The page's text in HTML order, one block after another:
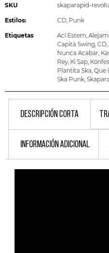
SKU skaparapid-
Estilos: CD Punk
Etiquetas Ací Estem
Capità Swing CD
Nunca Acabar
Rey, Ki Sap
Plantita Ska Que
Ska Punk
DESCRIPCIÓN CORTA
INFORMACIÓN ADICIONAL